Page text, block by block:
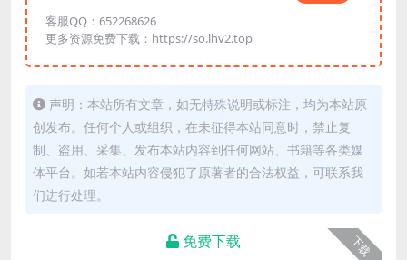
客服QQ：652268626
更多资源免费下载：https://so.lhv2.top
声明：本站所有文章，如无特殊说明或标注，均为本站原
创发布。任何个人或组织，在未征得本站同意时，禁止复
制、盗用、采集、发布本站内容到任何网站、书籍等各类媒
体平台。如若本站内容侵犯了原著者的合法权益，可联系我
们进行处理。
下载
免费下载